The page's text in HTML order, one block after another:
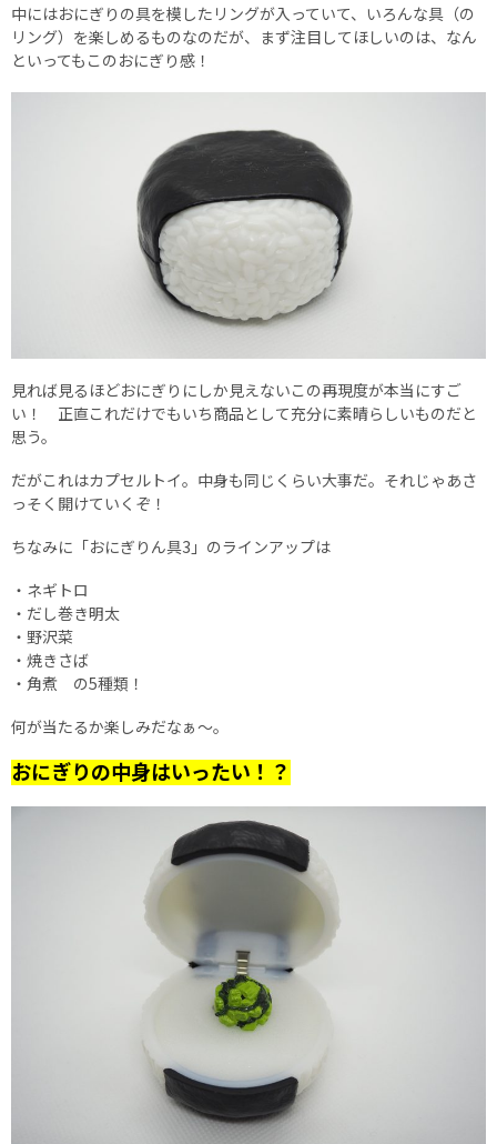
中にはおにぎりの具を模したリングが入っていて、いろんな具（の
リング）を楽しめるものなのだが、まず注目してほしいのは、なん
といってもこのおにぎり感！
見れば見るほどおにぎりにしか見えないこの再現度が本当にすご
い！ 正直これだけでもいち商品として充分に素晴らしいものだと
思う。
だがこれはカプセルトイ。中身も同じくらい大事だ。それじゃあさ
っそく開けていくぞ！
ちなみに「おにぎりん具3」のラインアップは
・ネギトロ
・だし巻き明太
・野沢菜
・焼きさば
・角煮 の5種類！
何が当たるか楽しみだなぁ～。
おにぎりの中身はいったい！？